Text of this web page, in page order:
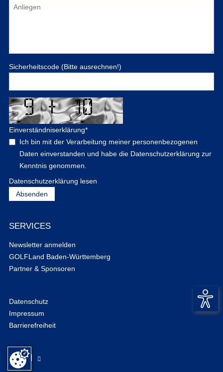
Sicherheitscode (Bitte ausrechnen!)
Einverständniserklärung*
Ich bin mit der Verarbeitung meiner personenbezogenen
Daten einverstanden und habe die Datenschutzerklärung zur
Kenntnis genommen.
Datenschutzerklärung lesen
SERVICES
Newsletter anmelden
GOLFLand Baden-Württemberg
Partner & Sponsoren
Datenschutz
Impressum
Barrierefreiheit